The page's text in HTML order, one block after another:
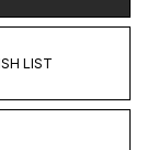
LIST